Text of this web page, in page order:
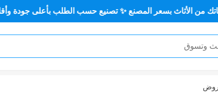
✨ تصنيع حسب الطلب بأعلى جودة وأقل سعر 🏡✨ أثاث